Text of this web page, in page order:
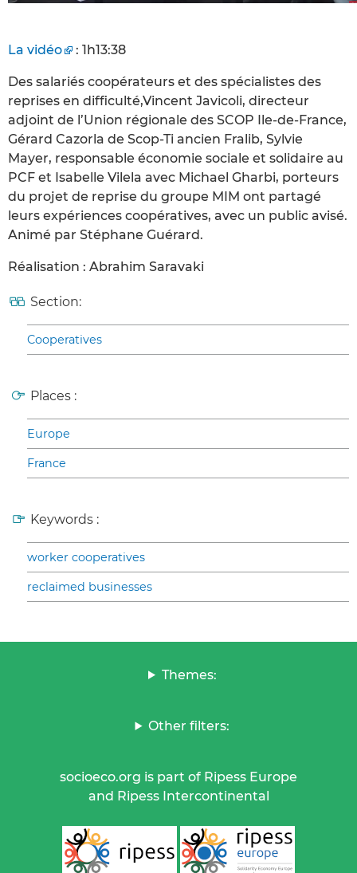
La vidéo : 1h13:38
Des salariés coopérateurs et des spécialistes des
reprises en difficulté,Vincent Javicoli, directeur
adjoint de l’Union régionale des SCOP Ile-de-France,
Gérard Cazorla de Scop-Ti ancien Fralib, Sylvie
Mayer, responsable économie sociale et solidaire au
PCF et Isabelle Vilela avec Michael Gharbi, porteurs
du projet de reprise du groupe MIM ont partagé
leurs expériences coopératives, avec un public avisé.
Animé par Stéphane Guérard.
Réalisation : Abrahim Saravaki
Section:
Cooperatives
Places :
Europe
France
Keywords :
worker cooperatives
reclaimed businesses
Themes:
Other filters:
socioeco.org is part of Ripess Europe
and Ripess Intercontinental